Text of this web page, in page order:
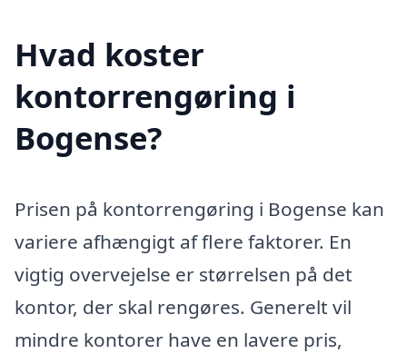
Hvad koster
kontorrengøring i
Bogense?
Prisen på kontorrengøring i Bogense kan
variere afhængigt af flere faktorer. En
vigtig overvejelse er størrelsen på det
kontor, der skal rengøres. Generelt vil
mindre kontorer have en lavere pris,